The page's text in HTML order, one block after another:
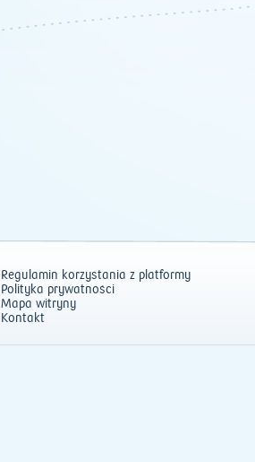
Regulamin korzystania z platformy
Polityka prywatności
Mapa witryny
Kontakt